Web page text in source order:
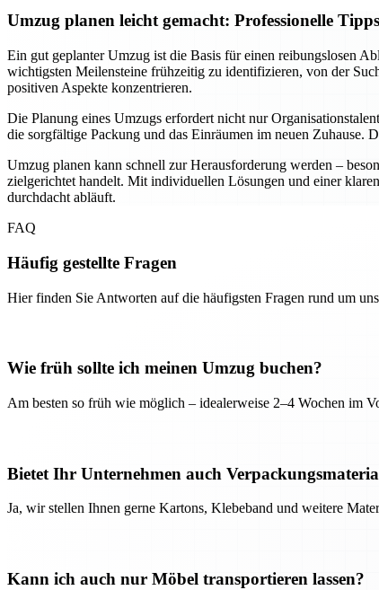
Umzug planen leicht gemacht: Professionelle
Ein gut geplanter Umzug ist die Basis für einen reibungslosen
wichtigsten Meilensteine frühzeitig zu identifizieren, von der
positiven Aspekte konzentrieren.
Die Planung eines Umzugs erfordert nicht nur
die sorgfältige Packung und das Einräumen im neuen
Umzug planen kann schnell zur Herausforderung werden –
zielgerichtet handelt. Mit individuellen Lösungen und einer
durchdacht abläuft.
FAQ
Häufig gestellte Fragen
Hier finden Sie Antworten auf die häufigsten Fragen rund um
Wie früh sollte ich meinen Umzug buchen?
Am besten so früh wie möglich – idealerweise 2–4 Wochen im
Bietet Ihr Unternehmen auch
Ja, wir stellen Ihnen gerne Kartons, Klebeband und weitere
Kann ich auch nur Möbel transportieren lassen?